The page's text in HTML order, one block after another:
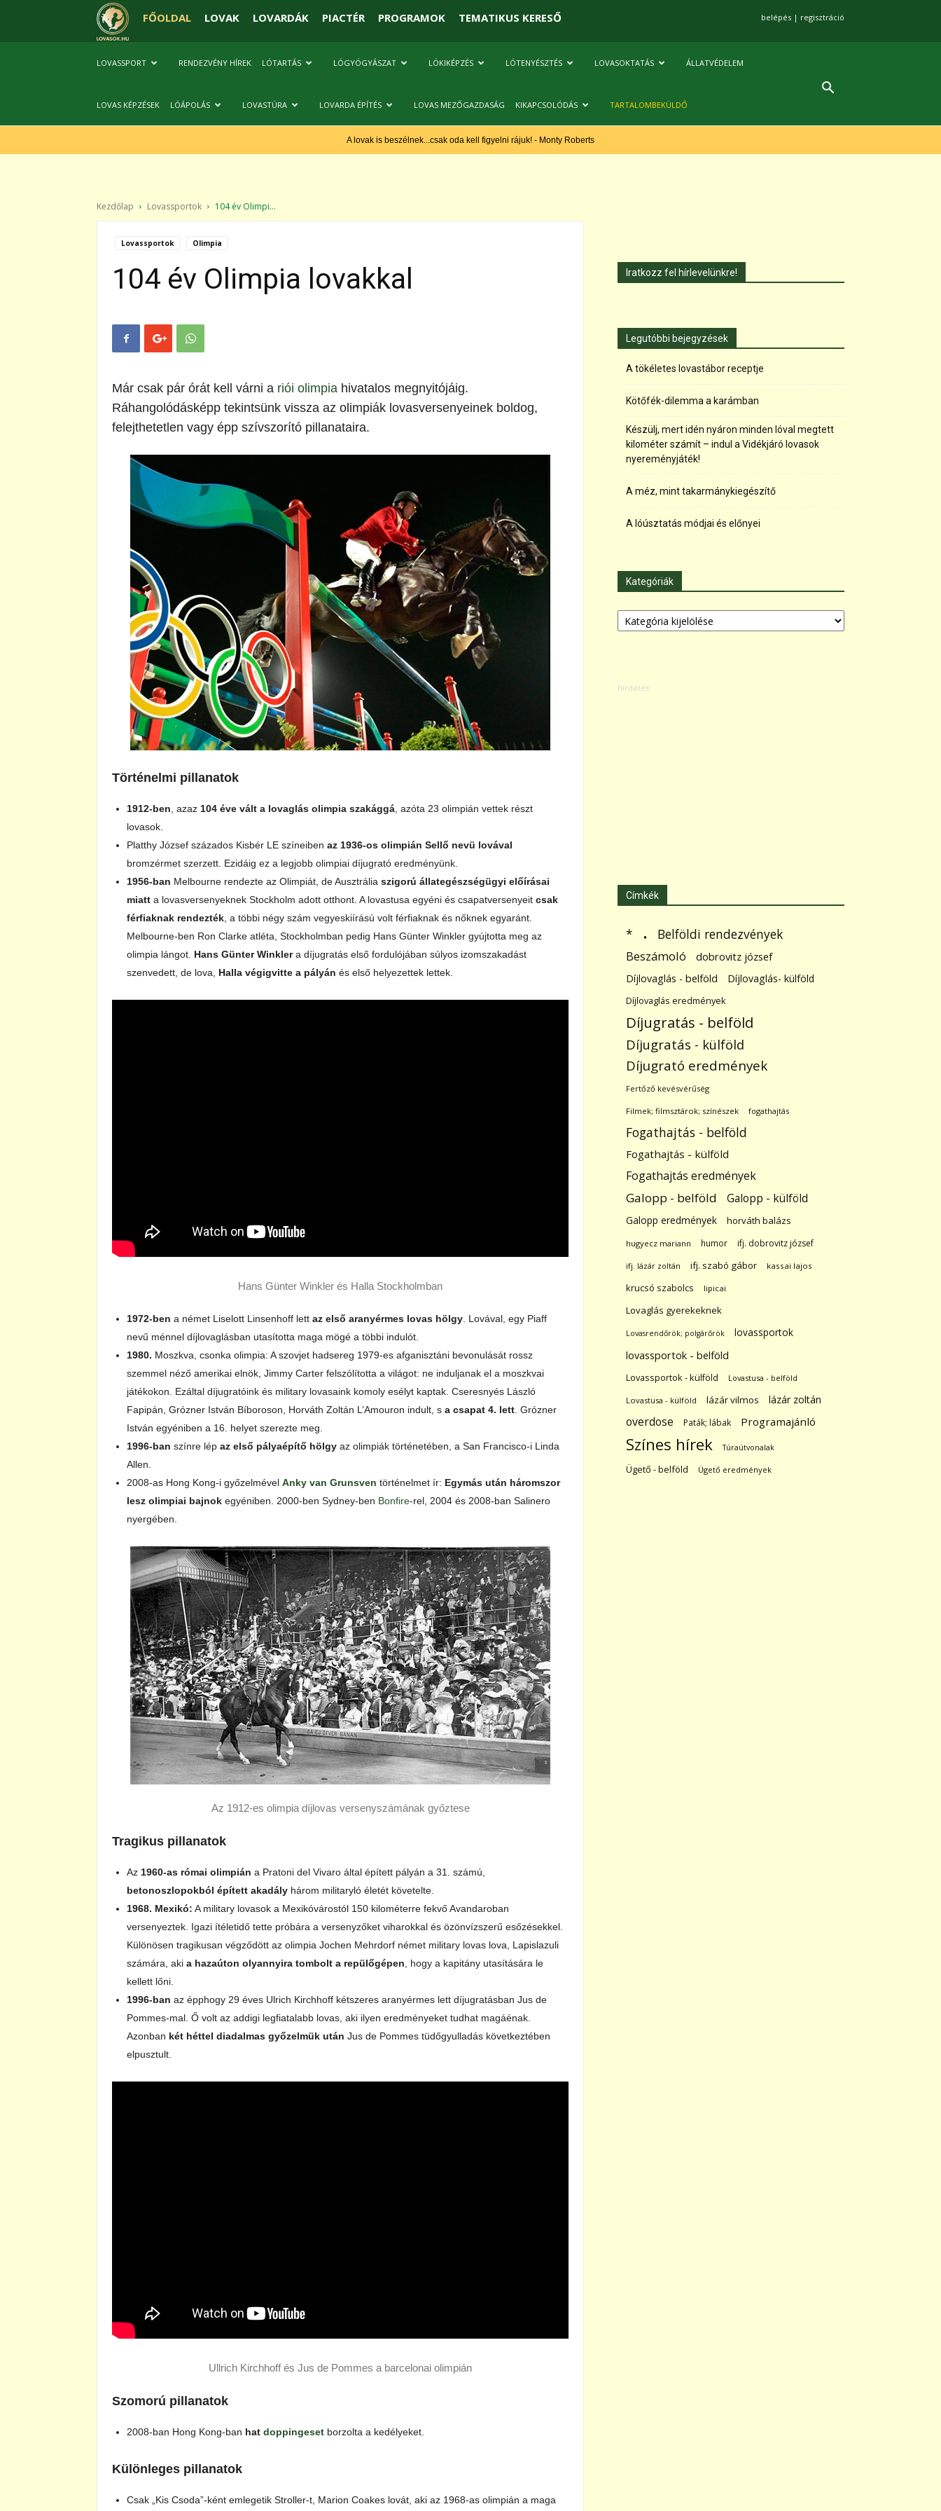
FŐOLDAL LOVAK LOVARDÁK PIACTÉR PROGRAMOK TEMATIKUS KERESŐ belépés | regisztráció
LOVASSPORT RENDEZVÉNY HÍREK LÓTARTÁS LÓGYÓGYÁSZAT LÓKIKÉPZÉS LÓTENYÉSZTÉS LOVASOKTATÁS ÁLLATVÉDELEM
LOVAS KÉPZÉSEK LÓÁPOLÁS LOVASTÚRA LOVARDA ÉPÍTÉS LOVAS MEZŐGAZDASÁG KIKAPCSOLÓDÁS TARTALOMBEKÜLDŐ
A lovak is beszélnek...csak oda kell figyelni rájuk! - Monty Roberts
Kezdőlap Lovassportok 104 év Olimpi...
Lovassportok Olimpia
104 év Olimpia lovakkal
Már csak pár órát kell várni a riói olimpia hivatalos megnyitójáig.
Ráhangolódásképp tekintsünk vissza az olimpiák lovasversenyeinek boldog,
felejthetetlen vagy épp szívszorító pillanataira.
Történelmi pillanatok
1912-ben , azaz 104 éve vált a lovaglás olimpia szakággá , azóta 23 olimpián vettek részt
lovasok.
Platthy József százados Kisbér LE színeiben az 1936-os olimpián Sellő nevü lovával
bromzérmet szerzett. Ezidáig ez a legjobb olimpiai díjugrató eredményünk.
1956-ban Melbourne rendezte az Olimpiát, de Ausztrália szigorú állategészségügyi előírásai
miatt a lovasversenyeknek Stockholm adott otthont. A lovastusa egyéni és csapatversenyeit csak
férfiaknak rendezték , a többi négy szám vegyeskiírású volt férfiaknak és nőknek egyaránt.
Melbourne-ben Ron Clarke atléta, Stockholmban pedig Hans Günter Winkler gyújtotta meg az
olimpia lángot. Hans Günter Winklera díjugratás első fordulójában súlyos izomszakadást
szenvedett, de lova, Halla végigvitte a pályán és első helyezettek lettek.
Hans Günter Winkler és Halla Stockholmban
1972-ben a német Liselott Linsenhoff lett az első aranyérmes lovas hölgy . Lovával, egy Piaff
nevű ménnel díjlovaglásban utasította maga mögé a többi indulót.
1980. Moszkva, csonka olimpia: A szovjet hadsereg 1979-es afganisztáni bevonulását rossz
szemmel néző amerikai elnök, Jimmy Carter felszólította a világot: ne induljanak el a moszkvai
játékokon. Ezáltal díjugratóink és military lovasaink komoly esélyt kaptak. Cseresnyés László
Fapipán, Grózner István Bíboroson, Horváth Zoltán L’Amouron indult, s a csapat 4. lett . Grózner
István egyéniben a 16. helyet szerezte meg.
1996-ban színre lép az első pályaépítő hölgy az olimpiák történetében, a San Francisco-i Linda
Allen.
2008-as Hong Kong-i győzelmével Anky van Grunsven történelmet ír: Egymás után háromszor
lesz olimpiai bajnok egyéniben. 2000-ben Sydney-ben Bonfire-rel, 2004 és 2008-ban Salinero
nyergében.
Az 1912-es olimpia díjlovas versenyszámának győztese
Tragikus pillanatok
Az 1960-as római olimpián a Pratoni del Vivaro által épített pályán a 31. számú,
betonoszlopokból épített akadály három militaryló életét követelte.
1968. Mexikó: A military lovasok a Mexikóvárostól 150 kilométerre fekvő Avandaroban
versenyeztek. Igazi ítéletidő tette próbára a versenyzőket viharokkal és özönvízszerű esőzésekkel.
Különösen tragikusan végződött az olimpia Jochen Mehrdorf német military lovas lova, Lapislazuli
számára, aki a hazaúton olyannyira tombolt a repülőgépen , hogy a kapitány utasítására le
kellett lőni.
1996-ban az épphogy 29 éves Ulrich Kirchhoff kétszeres aranyérmes lett díjugratásban Jus de
Pommes-mal. Ő volt az addigi legfiatalabb lovas, aki ilyen eredményeket tudhat magáénak.
Azonban két héttel diadalmas győzelmük után Jus de Pommes tüdőgyulladás következtében
elpusztult.
Ullrich Kirchhoff és Jus de Pommes a barcelonai olimpián
Szomorú pillanatok
2008-ban Hong Kong-ban hat doppingeset borzolta a kedélyeket.
Különleges pillanatok
Csak „Kis Csoda”-ként emlegetik Stroller-t, Marion Coakes lovát, aki az 1968-as olimpián a maga
Iratkozz fel hírlevelünkre!
Legutóbbi bejegyzések
A tökéletes lovastábor receptje
Kötőfék-dilemma a karámban
Készülj, mert idén nyáron minden lóval megtett
kilométer számít – indul a Vidékjáró lovasok
nyereményjáték!
A méz, mint takarmánykiegészítő
A lóúsztatás módjai és előnyei
Kategóriák
Kategóriák
Címkék
* . Belföldi rendezvények
Beszámoló dobrovitz józsef
Díjlovaglás - belföld Díjlovaglás- külföld
Díjlovaglás eredmények
Díjugratás - belföld
Díjugratás - külföld
Díjugrató eredmények
Fertőző kevésvérűség
Filmek; filmsztárok; színészek fogathajtás
Fogathajtás - belföld
Fogathajtás - külföld
Fogathajtás eredmények
Galopp - belföld Galopp - külföld
Galopp eredmények horváth balázs
hugyecz mariann humor ifj. dobrovitz józsef
ifj. lázár zoltán ifj. szabó gábor kassai lajos
krucsó szabolcs lipicai
Lovaglás gyerekeknek
Lovasrendőrök; polgárőrök
lovassportok
lovassportok - belföld
Lovassportok - külföld Lovastusa - belföld
Lovastusa - külföld lázár vilmos lázár zoltán
overdose Paták; lábak Programajánló
Színes hírek Túraútvonalak
Ügető - belföld Ügető eredmények